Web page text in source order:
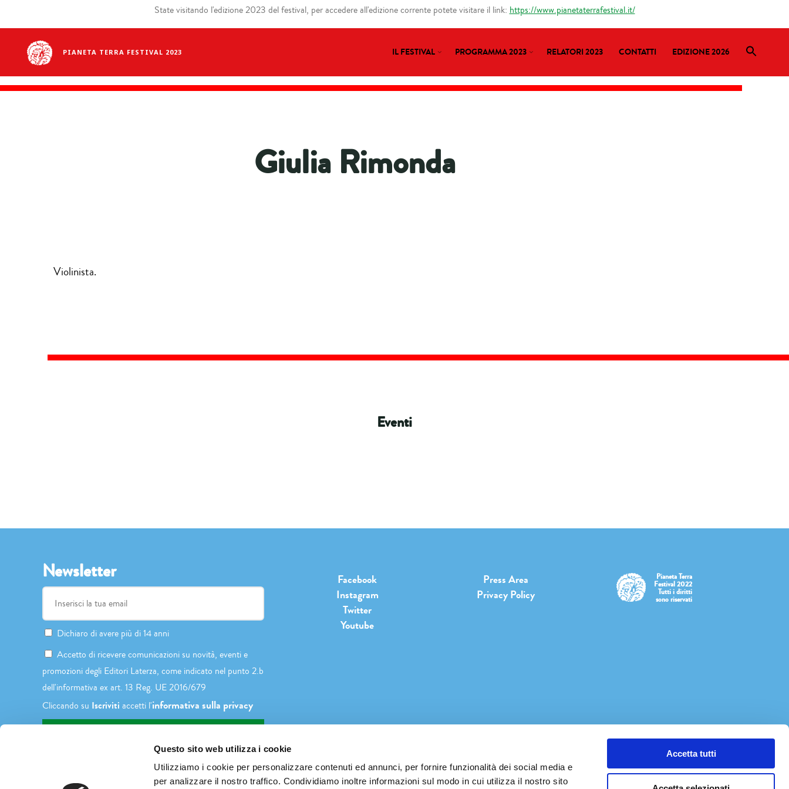
Questo sito web utilizza i cookie
Utilizziamo i cookie per personalizzare contenuti ed annunci, per fornire funzionalità dei social media e
per analizzare il nostro traffico. Condividiamo inoltre informazioni sul modo in cui utilizza il nostro sito
Accetta tutti
PIANETA TERRA FESTIVAL 2023 IL FESTIVAL PROGRAMMA 2023 RELATORI 2023 CONTATTI EDIZIONE 2026
State visitando l'edizione 2023 del festival, per accedere all'edizione corrente potete visitare il link: https://www.pianetaterrafestival.it/
Giulia Rimonda
Violinista.
Eventi
Newsletter
Dichiaro di avere più di 14 anni
Accetto di ricevere comunicazioni su novità, eventi e
promozioni degli Editori Laterza, come indicato nel punto 2.b
dell'informativa ex art. 13 Reg. UE 2016/679
Cliccando su Iscriviti accetti l'informativa sulla privacy
Facebook
Instagram
Twitter
Youtube
Press Area
Privacy Policy
Pianeta Terra
Festival 2022
Tutti i diritti
sono riservati